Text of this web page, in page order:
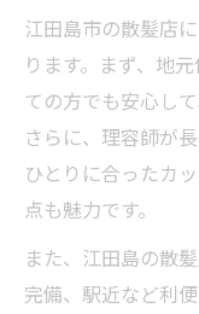
江田島市の散髪店
ります。まず、地
ての方でも安心し
さらに、理容師が
ひとりに合ったカ
点も魅力です。
また、江田島の散
完備、駅近など利